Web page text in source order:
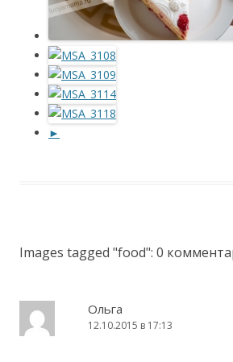
►
Images tagged "food": 0
Ольга
12.10.2015 в 17:13